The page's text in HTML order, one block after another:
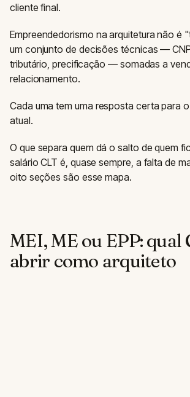
cliente final.
Empreendedorismo na arquitetura não é
um conjunto de decisões técnicas —
tributário, precificação — somadas a
relacionamento.
Cada uma tem uma resposta certa para
atual.
O que separa quem dá o salto de quem
salário CLT é, quase sempre, a falta de
oito seções são esse mapa.
MEI, ME ou EPP: qual
abrir como arquiteto